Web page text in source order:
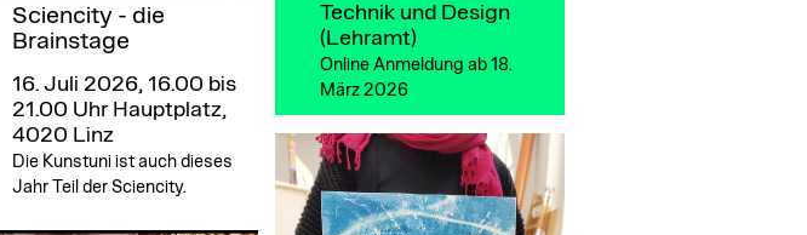
Sciencity - die
Brainstage
16. Juli 2026, 16.00 bis
21.00 Uhr Hauptplatz,
4020 Linz
Die Kunstuni ist auch dieses
Jahr Teil der Sciencity.
Technik und Design
(Lehramt)
Online Anmeldung ab 18.
März 2026